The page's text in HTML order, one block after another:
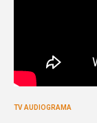
TV AUDIOGRAMA